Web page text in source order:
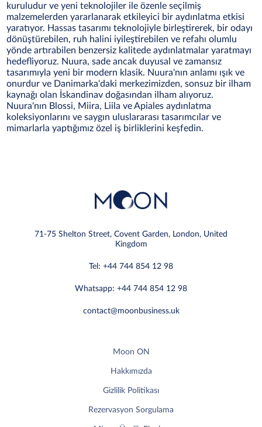
kuruludur ve yeni teknolojiler ile özenle seçilmiş
malzemelerden yararlanarak etkileyici bir aydınlatma etkisi
yaratıyor. Hassas tasarımı teknolojiyle birleştirerek, bir odayı
dönüştürebilen, ruh halini iyileştirebilen ve refahı olumlu
yönde artırabilen benzersiz kalitede aydınlatmalar yaratmayı
hedefliyoruz. Nuura, sade ancak duyusal ve zamansız
tasarımıyla yeni bir modern klasik. Nuura'nın anlamı ışık ve
onurdur ve Danimarka'daki merkezimizden, sonsuz bir ilham
kaynağı olan İskandinav doğasından ilham alıyoruz.
Nuura'nın Blossi, Miira, Liila ve Apiales aydınlatma
koleksiyonlarını ve saygın uluslararası tasarımcılar ve
mimarlarla yaptığımız özel iş birliklerini keşfedin.
71-75 Shelton Street, Covent Garden, London, United
Kingdom
Tel: +44 744 854 12 98
Whatsapp: +44 744 854 12 98
contact@moonbusiness.uk
Moon ON
Hakkımızda
Gizlilik Politikası
Rezervasyon Sorgulama